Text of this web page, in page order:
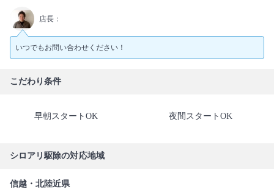
店長：
いつでもお問い合わせください！
こだわり条件
早朝スタートOK 夜間スタートOK
シロアリ駆除の対応地域
信越・北陸近県